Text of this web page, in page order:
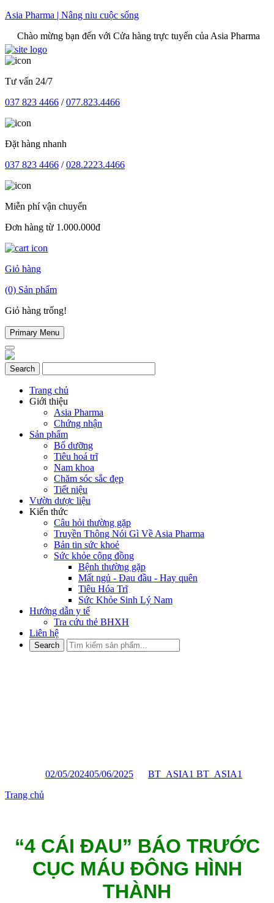
Skip
content
Asia Pharma | Nâng niu cuộc sống
mừng bạn đến với Cửa hàng trực tuyến của Asia Pharma
Tư vấn 24/7
037 823 4466 /077.823.4466
Đặt hàng nhanh
037 823 4466 /028.2223.4466
Miễn phí vận chuyển
Đơn hàng từ 1.000.000đ
Giỏ hàng
(0) Sản phẩm
Giỏ hàng trống!
Primary Menu
Trang chủ
Giới thiệu
Asia Pharma
Chứng nhận
Sản phẩm
Bổ dưỡng
Tiêu hoá trĩ
Nam khoa
Chăm sóc sắc đẹp
Tiết niệu
Vườn dược liệu
Kiến thức
Câu hỏi thường gặp
Truyền Thông Nói Gì Về Asia Pharma
Bản tin sức khoẻ
Sức khỏe cộng đồng
Bệnh thường gặp
Mất ngủ - Đau đầu - Hay quên
Tiêu Hóa Trĩ
Sức Khỏe Sinh Lý Nam
Hướng dẫn y tế
Tra cứu thẻ BHXH
Liên hệ
02/05/202405/06/2025
BT_ASIA1 BT_ASIA1
Trang chủ
“4 CÁI ĐAU” BÁO TRƯỚC
CỤC MÁU ĐÔNG HÌNH
THÀNH